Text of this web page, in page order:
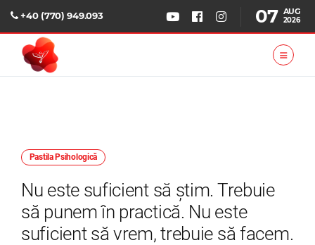
+40 (770) 949.093 07 AUG
2026
Pastila Psihologică
Nu este suficient să știm. Trebuie
să punem în practică. Nu este
suficient să vrem, trebuie să facem.